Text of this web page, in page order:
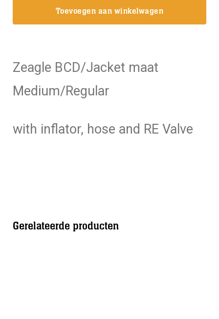
Medium
aantal
Toevoegen aan winkelwagen
Zeagle BCD/Jacket maat
Medium/Regular
with inflator, hose and RE Valve
Gerelateerde producten